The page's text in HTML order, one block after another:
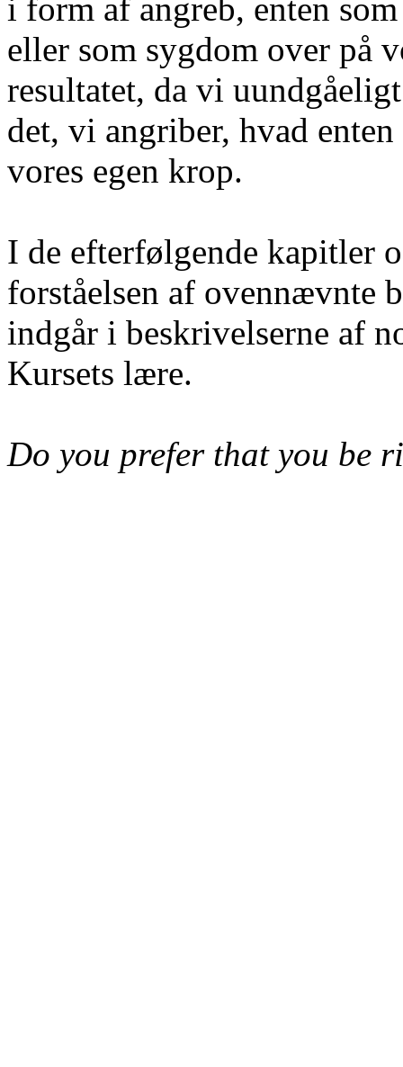
i form af angreb, enten
eller som sygdom over på
resultatet, da vi
det, vi angriber, hvad
vores egen krop.
I de efterfølgende kapitler
forståelsen af ovennævnte
indgår i beskrivelserne af
Kursets lære.
Do you prefer that you be